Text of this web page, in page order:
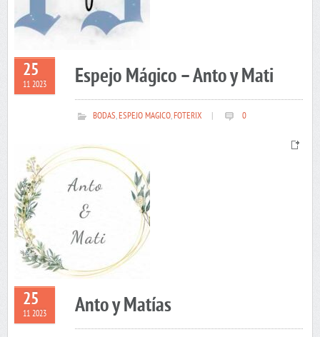
25
11 2023 Espejo Mágico – Anto y Mati
BODAS,ESPEJO MAGICO,FOTERIX 0
25
11 2023 Anto y Matías